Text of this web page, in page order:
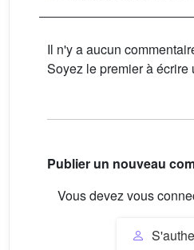
Il n'y a aucun
Soyez le premier à écrire
Publier un nouveau
Vous devez vous